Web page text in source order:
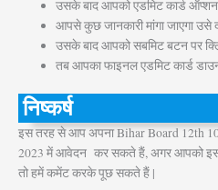
उसके बाद आपको एडमिट कार्ड
आपसे कुछ जानकारी मांगा जाएगा उसे
उसके बाद आपको सबमिट बटन पर
तब आपका फाइनल एडमिट कार्ड
निष्कर्ष
इस तरह से आप अपना Bihar Board 12th
2023 में आवेदन कर सकते हैं, अगर आपको इससे
तो हमें कमेंट करके पूछ सकते हैं |